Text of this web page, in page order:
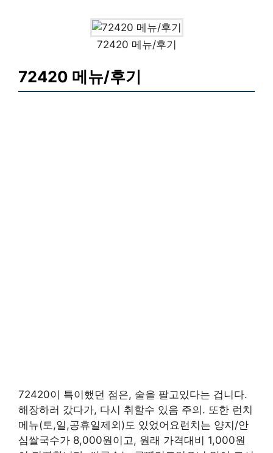
72420 메뉴/후기
72420 메뉴/후기
72420이 특이했던 점은, 술을 팔고있다는 겁니다.
해장하러 갔다가, 다시 취할수 있음 주의. 또한 런치
메뉴(토,일,공휴일제외)도 있었어요런치는 양지/안
심쌀국수가 8,000원이고, 원래 가격대비 1,000원